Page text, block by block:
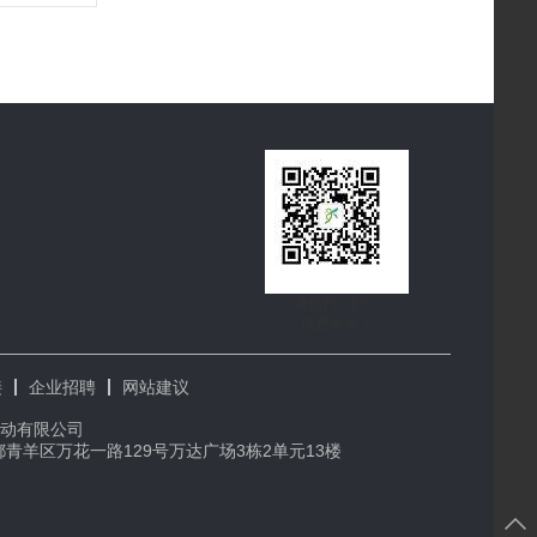
企业招聘 网站建议
有限公司
羊区万花一路129号万达广场3栋2单元13楼